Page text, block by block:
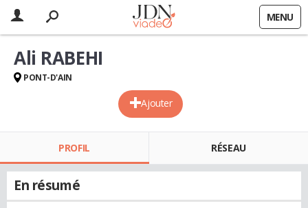
MENU
Ajouter
Ali RABEHI
PONT-D'AIN
PROFIL RÉSEAU
En résumé